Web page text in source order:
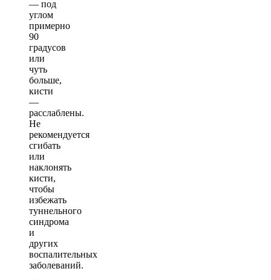
— под
углом
примерно
90
градусов
или
чуть
больше,
кисти
—
расслаблены.
Не
рекомендуется
сгибать
или
наклонять
кисти,
чтобы
избежать
туннельного
синдрома
и
других
воспалительных
заболеваний.